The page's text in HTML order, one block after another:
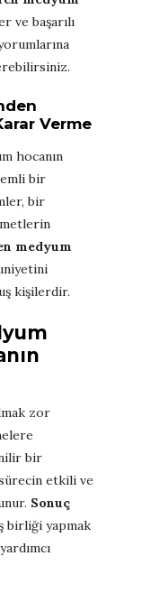
ve başarılı
Verme
hocanın
bir
bir
medyum
kişilerdir.
zor
bir
etkili ve
Sonuç
birliği yapmak